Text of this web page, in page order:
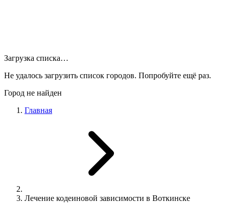
Загрузка списка…
Не удалось загрузить список городов. Попробуйте ещё раз.
Город не найден
Главная
Лечение кодеиновой зависимости в Воткинске